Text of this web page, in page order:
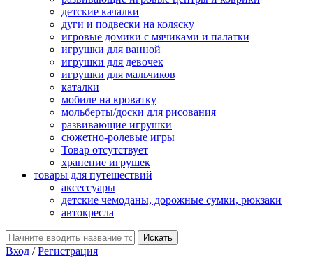
детские качалки
дуги и подвески на коляску
игровые домики с мячиками и палатки
игрушки для ванной
игрушки для девочек
игрушки для мальчиков
каталки
мобиле на кроватку
мольберты/доски для рисования
развивающие игрушки
сюжетно-ролевые игры
Товар отсутствует
хранение игрушек
товары для путешествий
аксессуары
детские чемоданы, дорожные сумки, рюкзаки
автокресла
Вход /Регистрация